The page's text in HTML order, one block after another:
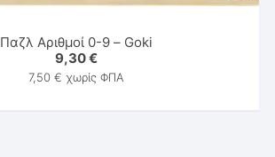
Παζλ Αριθμοί 0-9 – Goki
9,30€
7,50 € χωρίς ΦΠΑ